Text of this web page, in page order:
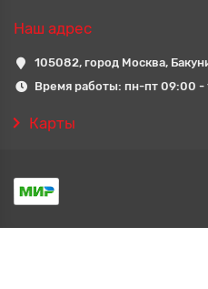
Наш адрес
105082, город Москва,
Время работы: пн-пт 09:00 -
Карты